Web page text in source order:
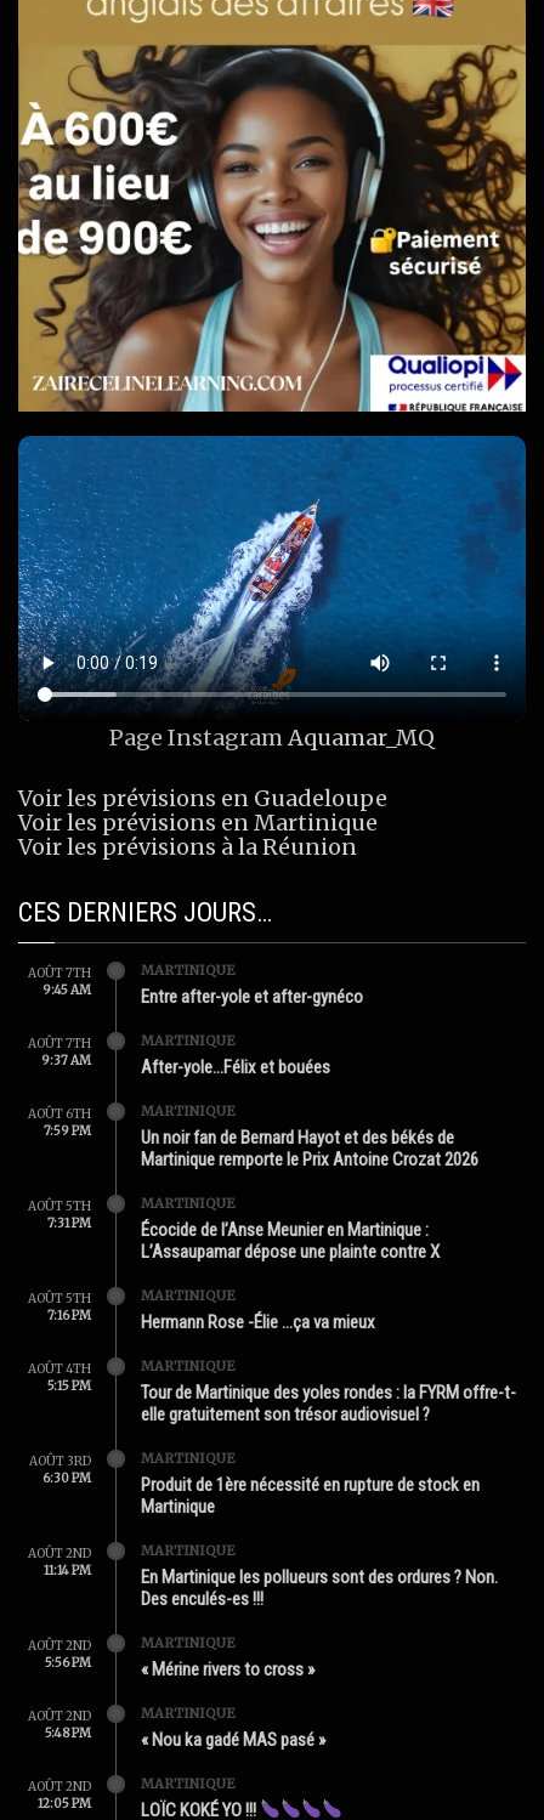
Page InstagramAquamar_MQ
Voir les prévisions en Guadeloupe
Voir les prévisions en Martinique
Voir les prévisions à la Réunion
CES DERNIERS JOURS…
AOÛT 7TH
9:45 AM
MARTINIQUE
Entre after-yole et after-gynéco
AOÛT 7TH
9:37 AM
MARTINIQUE
After-yole…Félix et bouées
AOÛT 6TH
7:59 PM
MARTINIQUE
Un noir fan de Bernard Hayot et des békés de
Martinique remporte le Prix Antoine Crozat 2026
AOÛT 5TH
7:31 PM
MARTINIQUE
Écocide de l’Anse Meunier en Martinique :
L’Assaupamar dépose une plainte contre X
AOÛT 5TH
7:16 PM
MARTINIQUE
Hermann Rose -Élie …ça va mieux
AOÛT 4TH
5:15 PM
MARTINIQUE
Tour de Martinique des yoles rondes : la FYRM offre-t-
elle gratuitement son trésor audiovisuel ?
AOÛT 3RD
6:30 PM
MARTINIQUE
Produit de 1ère nécessité en rupture de stock en
Martinique
AOÛT 2ND
11:14 PM
MARTINIQUE
En Martinique les pollueurs sont des ordures ? Non.
Des enculés-es !!!
AOÛT 2ND
5:56 PM
MARTINIQUE
« Mérine rivers to cross »
AOÛT 2ND
5:48 PM
MARTINIQUE
« Nou ka gadé MAS pasé »
AOÛT 2ND
12:05 PM
MARTINIQUE
LOÏC KOKÉ YO !!!